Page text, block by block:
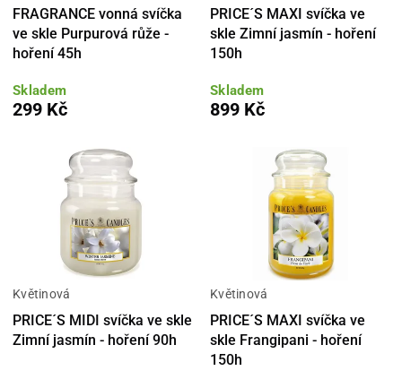
FRAGRANCE vonná svíčka
ve skle Purpurová růže -
hoření 45h
Skladem
299 Kč
PRICE´S MAXI svíčka ve
skle Zimní jasmín - hoření
150h
Skladem
899 Kč
Květinová
PRICE´S MIDI svíčka ve skle
Zimní jasmín - hoření 90h
Květinová
PRICE´S MAXI svíčka ve
skle Frangipani - hoření
150h